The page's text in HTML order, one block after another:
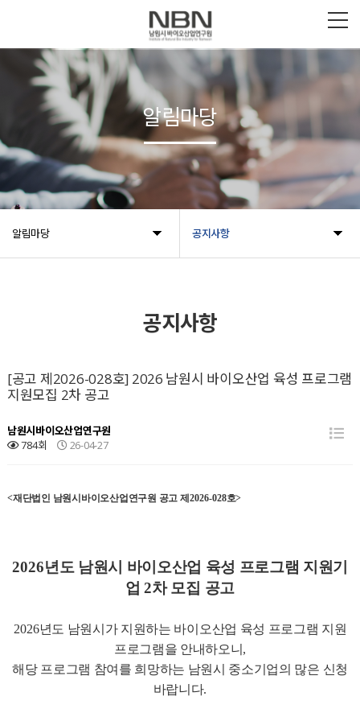
알림마당 공지사항
알림마당
공지사항
[공고 제2026-028호] 2026 남원시 바이오산업 육성 프로그램
지원모집 2차 공고
남원시바이오산업연구원
784회
26-04-27
<재단법인 남원시바이오산업연구원 공고 제 2026-028호>
2026년도 남원시 바이오산업 육성 프로그램 지원기
업 2차 모집 공고
2026년도 남원시가 지원하는 바이오산업 육성 프로그램 지원
프로그램을 안내하오니,
해당 프로그램 참여를 희망하는 남원시 중소기업의 많은 신청
바랍니다.